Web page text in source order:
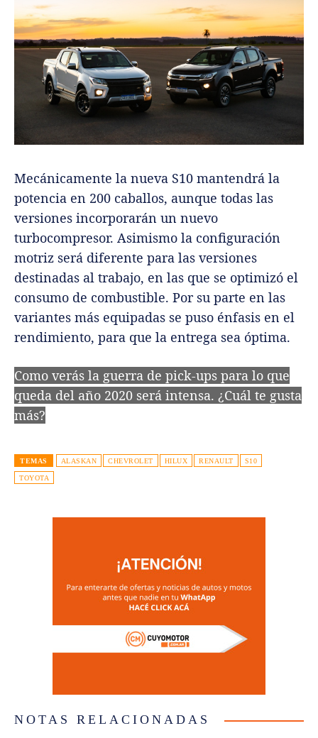
Mecánicamente la nueva S10 mantendrá la
potencia en 200 caballos, aunque todas las
versiones incorporarán un nuevo
turbocompresor. Asimismo la configuración
motriz será diferente para las versiones
destinadas al trabajo, en las que se optimizó el
consumo de combustible. Por su parte en las
variantes más equipadas se puso énfasis en el
rendimiento, para que la entrega sea óptima.
Como verás la guerra de pick-ups para lo que
queda del año 2020 será intensa. ¿Cuál te gusta
más?
TEMAS ALASKAN CHEVROLET HILUX RENAULT S10
TOYOTA
NOTAS RELACIONADAS